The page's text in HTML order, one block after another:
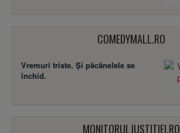
COMEDYMALL.RO
Vremuri triste. Şi păcănelele se
închid.
MONITORULJUSTITIEI.RO